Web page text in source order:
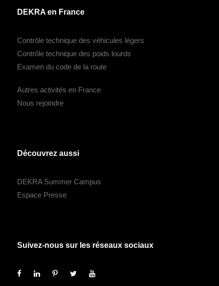
DEKRA en France
Contrôle technique des véhicules légers
Contrôle technique des poids lourds
Examen du code de la route
Autres activités en France
Nous rejoindre
Découvrez aussi
DEKRA Summer Campus
Espace Presse
Suivez-nous sur les réseaux sociaux